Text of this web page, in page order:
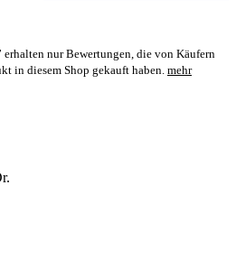
nur Bewertungen, die von Käufern
in diesem Shop gekauft haben. mehr